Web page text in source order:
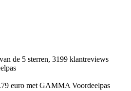
de 5 sterren, 3199 klantreviews
euro met GAMMA Voordeelpas